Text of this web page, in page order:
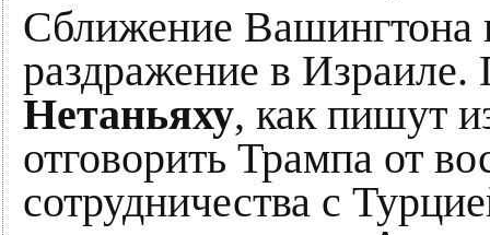
Сближение Вашингтона
раздражение в
Нетаньяху, как пишут
отговорить Трампа от
сотрудничества с